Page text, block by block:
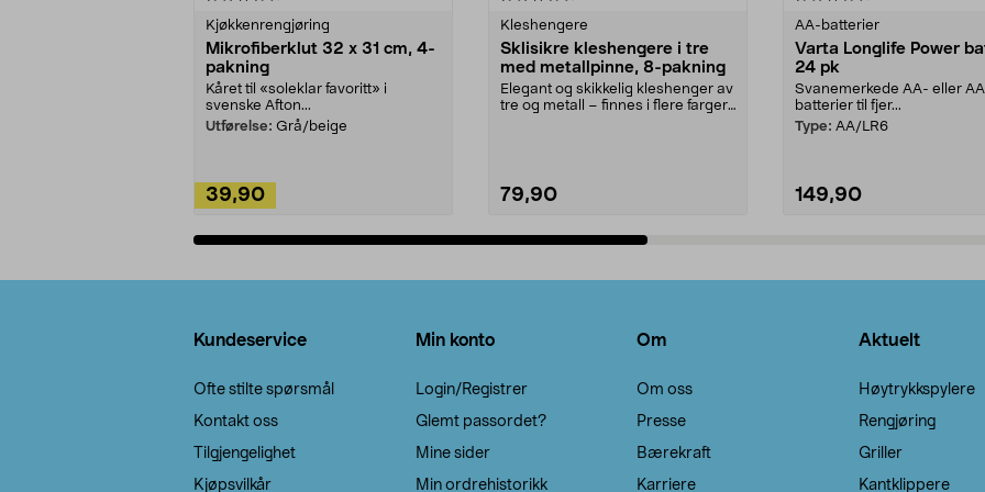
Kjøkkenrengjøring
Mikrofiberklut 32 x 31 cm, 4-
pakning
Kåret til «soleklar favoritt» i
svenske Afton...
Utførelse: Grå/beige
39,90
Kleshengere
Sklisikre kleshengere i tre
med metallpinne, 8-pakning
Elegant og skikkelig kleshenger av
tre og metall – finnes i flere farger.
79,90
AA-batterier
Varta Longlife Power
24 pk
Svanemerkede AA- eller
batterier til fjer...
Type: AA/LR6
149,90
Kundeservice
Ofte stilte spørsmål
Kontakt oss
Tilgjengelighet
Kjøpsvilkår
Min konto
Login/Registrer
Glemt passordet?
Mine sider
Min ordrehistorikk
Om
Om oss
Presse
Bærekraft
Karriere
Aktuelt
Høytrykkspylere
Rengjøring
Griller
Kantklippere